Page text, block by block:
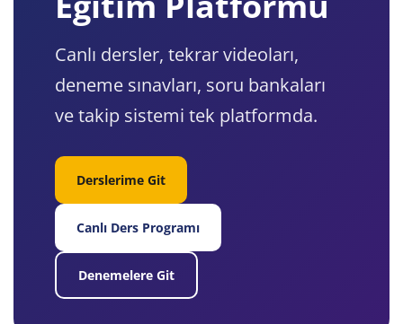
Canlı dersler, tekrar videoları,
deneme sınavları, soru bankaları
ve takip sistemi tek platformda.
Derslerime Git
Canlı Ders Programı
Denemelere Git